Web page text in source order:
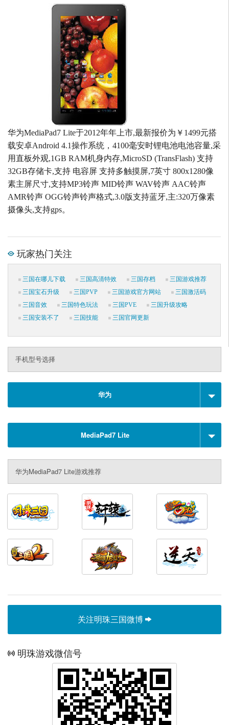
华为MediaPad7 Lite于2012年年上市,最新报价为￥1499元搭
载安卓Android 4.1操作系统，4100毫安时锂电池电池容量,采
用直板外观,1GB RAM机身内存,MicroSD (TransFlash) 支持
32GB存储卡,支持 电容屏 支持多触摸屏,7英寸 800x1280像
素主屏尺寸,支持MP3铃声 MID铃声 WAV铃声 AAC铃声
AMR铃声 OGG铃声铃声格式,3.0版支持蓝牙,主:320万像素
摄像头,支持gps。
玩家热门关注
三国在哪儿下载 三国高清特效 三国存档
三国游戏推荐
三国宝石升级
三国PVP 三国游戏官方网站
三国激活码
三国音效
三国特色玩法 三国PVE
三国升级攻略
三国安装不了
三国技能 三国官网更新
手机型号选择
华为
MediaPad7 Lite
华为MediaPad7 Lite游戏推荐
关注明珠三国微博
明珠游戏微信号